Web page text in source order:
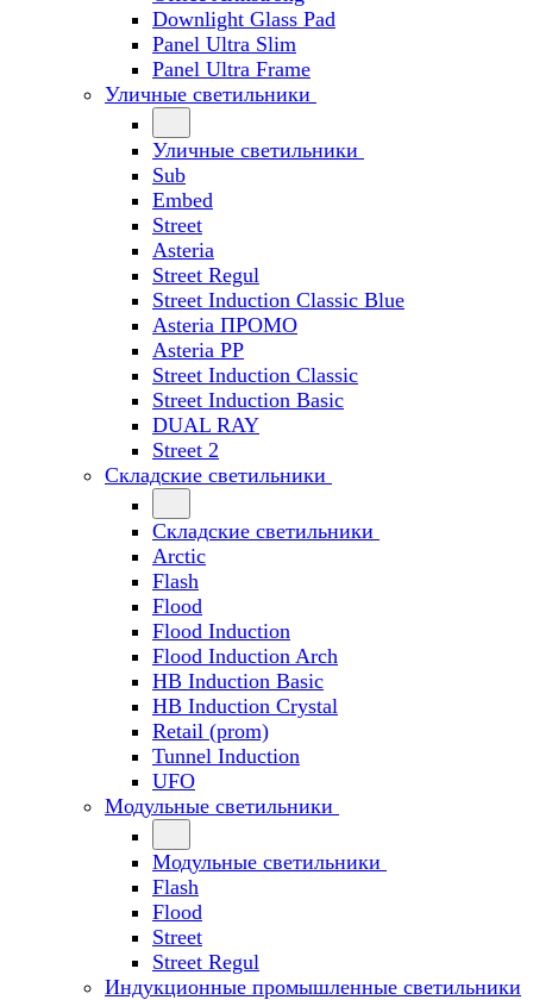
Downlight Glass Pad
Panel Ultra Slim
Panel Ultra Frame
Уличные светильники
Уличные светильники
Sub
Embed
Street
Asteria
Street Regul
Street Induction Classic Blue
Asteria ПРОМО
Asteria PP
Street Induction Classic
Street Induction Basic
DUAL RAY
Street 2
Складские светильники
Складские светильники
Arctic
Flash
Flood
Flood Induction
Flood Induction Arch
HB Induction Basic
HB Induction Crystal
Retail (prom)
Tunnel Induction
UFO
Модульные светильники
Модульные светильники
Flash
Flood
Street
Street Regul
Индукционные промышленные светильники